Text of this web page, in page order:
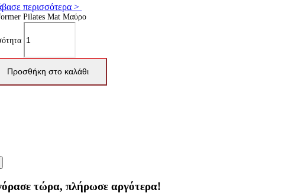
περισσότερα >
Pilates Mat Μαύρο
Προσθήκη στο καλάθι
τώρα, πλήρωσε αργότερα!